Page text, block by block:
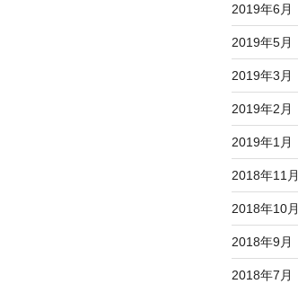
2019年6月
2019年5月
2019年3月
2019年2月
2019年1月
2018年11月
2018年10月
2018年9月
2018年7月